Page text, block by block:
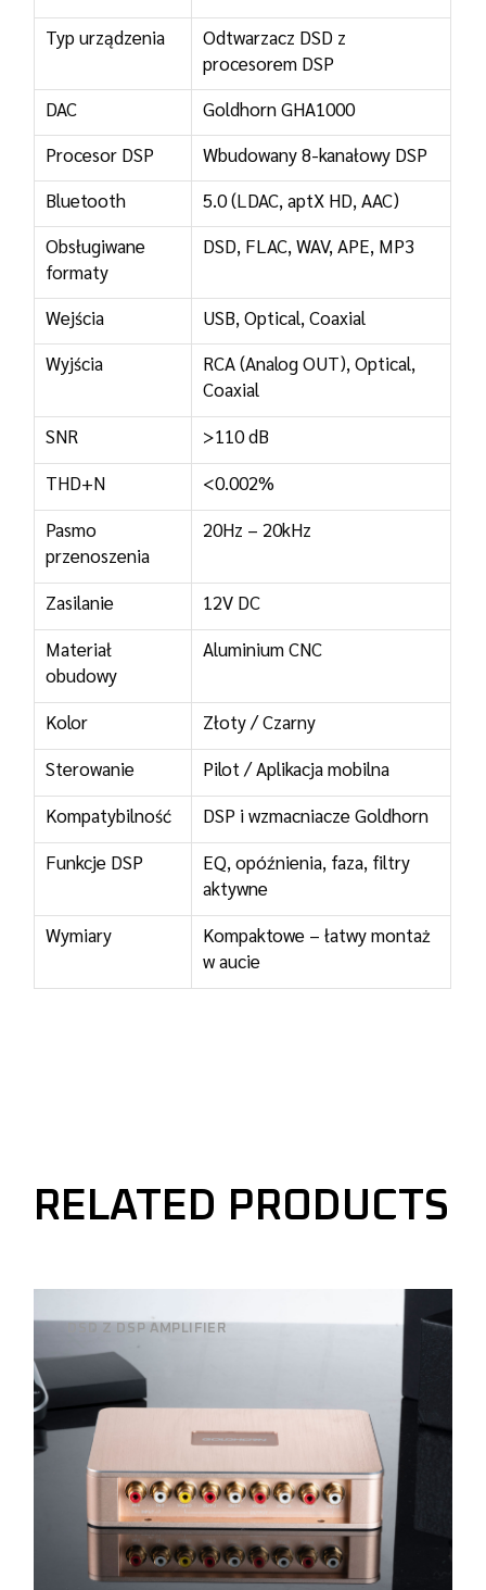
Typ urządzenia
Odtwarzacz DSD z
procesorem DSP
DAC
Goldhorn GHA1000
Procesor DSP
Wbudowany 8-kanałowy DSP
Bluetooth
5.0 (LDAC, aptX HD, AAC)
Obsługiwane
formaty
DSD, FLAC, WAV, APE, MP3
Wejścia
USB, Optical, Coaxial
Wyjścia
RCA (Analog OUT), Optical,
Coaxial
SNR
>110 dB
THD+N
<0.002%
Pasmo
przenoszenia
20Hz – 20kHz
Zasilanie
12V DC
Materiał
obudowy
Aluminium CNC
Kolor
Złoty / Czarny
Sterowanie
Pilot / Aplikacja mobilna
Kompatybilność
DSP i wzmacniacze Goldhorn
Funkcje DSP
EQ, opóźnienia, faza, filtry
aktywne
Wymiary
Kompaktowe – łatwy montaż
w aucie
RELATED PRODUCTS
DSD Z DSP AMPLIFIER